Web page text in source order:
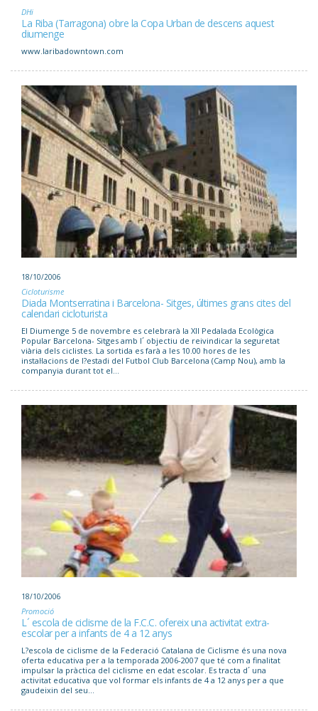
DHi
La Riba (Tarragona) obre la Copa Urban de descens aquest
diumenge
www.laribadowntown.com
18/10/2006
Cicloturisme
Diada Montserratina i Barcelona- Sitges, últimes grans cites del
calendari cicloturista
El Diumenge 5 de novembre es celebrarà la XII Pedalada Ecològica
Popular Barcelona- Sitges amb l´ objectiu de reivindicar la seguretat
viària dels ciclistes. La sortida es farà a les 10.00 hores de les
instal·lacions de l?estadi del Futbol Club Barcelona (Camp Nou), amb la
companyia durant tot el...
18/10/2006
Promoció
L´ escola de ciclisme de la F.C.C. ofereix una activitat extra-
escolar per a infants de 4 a 12 anys
L?escola de ciclisme de la Federació Catalana de Ciclisme és una nova
oferta educativa per a la temporada 2006-2007 que té com a finalitat
impulsar la pràctica del ciclisme en edat escolar. Es tracta d´ una
activitat educativa que vol formar els infants de 4 a 12 anys per a que
gaudeixin del seu...